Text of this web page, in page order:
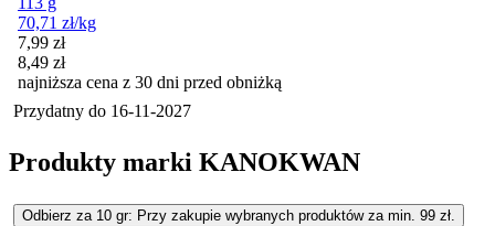
70,71 zł/kg
Cena promocyjna
7,99 zł
8,49 zł
najniższa cena z 30 dni przed obniżką
Przydatny do 16-11-2027
Produkty marki KANOKWAN
Odbierz za 10 gr: Przy zakupie wybranych produktów za min. 99 zł.